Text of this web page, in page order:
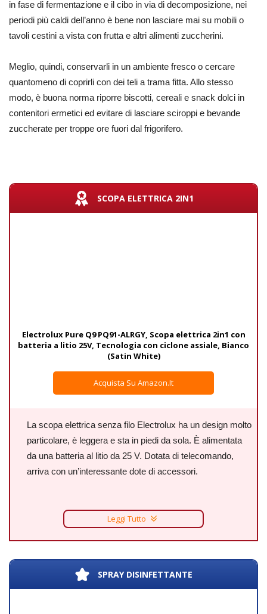
in fase di fermentazione e il cibo in via di decomposizione, nei
periodi più caldi dell’anno è bene non lasciare mai su mobili o
tavoli cestini a vista con frutta e altri alimenti zuccherini.
Meglio, quindi, conservarli in un ambiente fresco o cercare
quantomeno di coprirli con dei teli a trama fitta. Allo stesso
modo, è buona norma riporre biscotti, cereali e snack dolci in
contenitori ermetici ed evitare di lasciare sciroppi e bevande
zuccherate per troppe ore fuori dal frigorifero.
SCOPA ELETTRICA 2IN1
Electrolux Pure Q9 PQ91-ALRGY, Scopa elettrica 2in1 con
batteria a litio 25V, Tecnologia con ciclone assiale, Bianco
(Satin White)
Acquista Su Amazon.it
La scopa elettrica senza filo Electrolux ha un design molto
particolare, è leggera e sta in piedi da sola. È alimentata
da una batteria al litio da 25 V. Dotata di telecomando,
arriva con un’interessante dote di accessori.
Leggi Tutto
SPRAY DISINFETTANTE